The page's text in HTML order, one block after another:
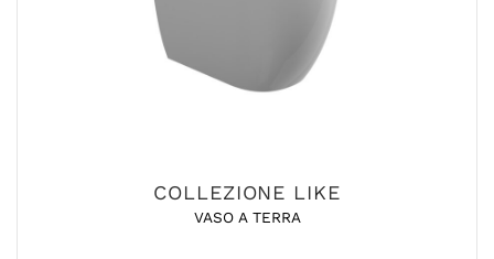
COLLEZIONE LIKE
VASO A TERRA